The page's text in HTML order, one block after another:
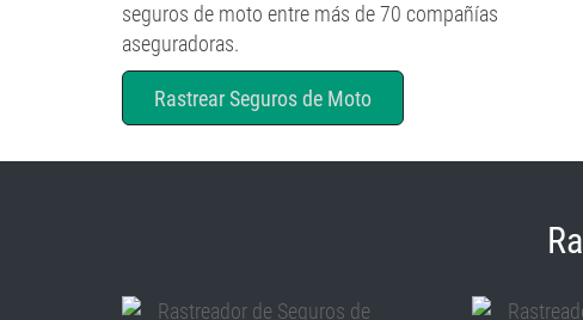
seguros de moto entre más de 70 compañías
aseguradoras.
Rastrear Seguros de Moto